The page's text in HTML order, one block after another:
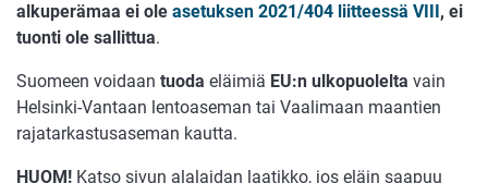
alkuperämaa ei ole asetuksen 2021/404 liitteessä VIII, ei
tuonti ole sallittua.
Suomeen voidaan tuoda eläimiä EU:n ulkopuolelta vain
Helsinki-Vantaan lentoaseman tai Vaalimaan maantien
rajatarkastusaseman kautta.
HUOM! Katso sivun alalaidan laatikko, jos eläin saapuu